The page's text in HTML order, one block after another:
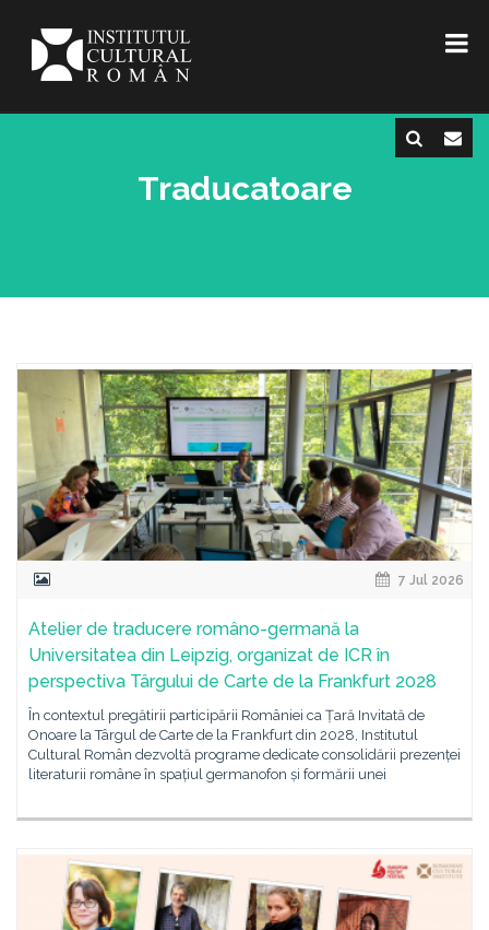
Traducatoare
7 Jul 2026
Atelier de traducere româno-germană la
Universitatea din Leipzig, organizat de ICR în
perspectiva Târgului de Carte de la Frankfurt 2028
În contextul pregătirii participării României ca Țară Invitată de
Onoare la Târgul de Carte de la Frankfurt din 2028, Institutul
Cultural Român dezvoltă programe dedicate consolidării prezenței
literaturii române în spațiul germanofon și formării unei